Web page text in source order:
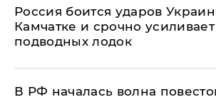
Россия боится ударов
Камчатке и срочно
подводных лодок
​В РФ началась волна